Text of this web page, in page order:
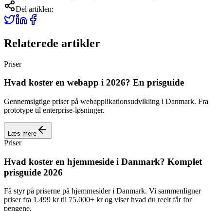
Del artiklen:
Relaterede artikler
Priser
Hvad koster en webapp i 2026? En prisguide
Gennemsigtige priser på webapplikationsudvikling i Danmark. Fra
prototype til enterprise-løsninger.
Læs mere
Priser
Hvad koster en hjemmeside i Danmark? Komplet
prisguide 2026
Få styr på priserne på hjemmesider i Danmark. Vi sammenligner
priser fra 1.499 kr til 75.000+ kr og viser hvad du reelt får for
pengene.